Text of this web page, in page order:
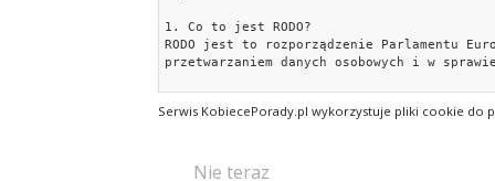
Przepisy kulinarne Kobiece Wyznania Wnętrza
Fitness Ślub & Wesele Moda Zakupy Kultura
1. Co to jest RODO?
RODO jest to rozporządzenie Parlamentu
przetwarzaniem danych osobowych i w
2. Jakie dane gromadzimy i w jakim celu?
Dane, które zbieramy to pliki cookies oraz
• Google: https://policies.google.com/
Serwis KobiecePorady.pl wykorzystuje pliki cookie do
Nie teraz